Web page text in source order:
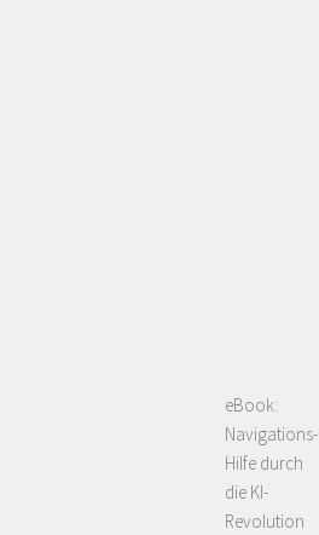
eBook:
Navigations-
Hilfe durch
die KI-
Revolution